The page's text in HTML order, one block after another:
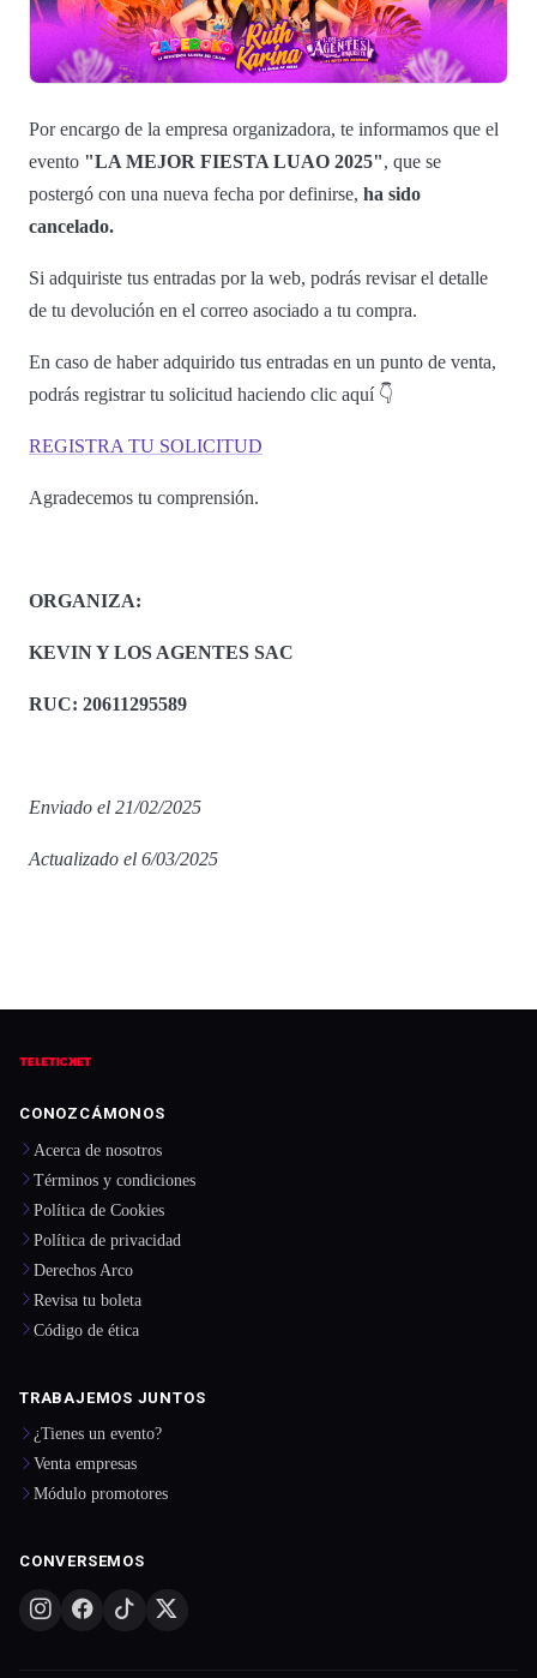
Por encargo de la empresa organizadora, te informamos que el
evento "LA MEJOR FIESTA LUAO 2025", que se
postergó con una nueva fecha por definirse, ha sido
cancelado.
Si adquiriste tus entradas por la web, podrás revisar el detalle
de tu devolución en el correo asociado a tu compra.
En caso de haber adquirido tus entradas en un punto de venta,
podrás registrar tu solicitud haciendo clic aquí 👇
REGISTRA TU SOLICITUD
Agradecemos tu comprensión.
ORGANIZA:
KEVIN Y LOS AGENTES SAC
RUC: 20611295589
Enviado el 21/02/2025
Actualizado el 6/03/2025
CONOZCÁMONOS
Acerca de nosotros
Términos y condiciones
Política de Cookies
Política de privacidad
Derechos Arco
Revisa tu boleta
Código de ética
TRABAJEMOS JUNTOS
¿Tienes un evento?
Venta empresas
Módulo promotores
CONVERSEMOS